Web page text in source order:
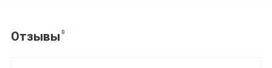
Отзывы 0